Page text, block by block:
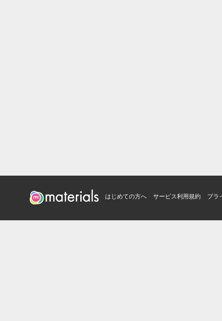
はじめての方へ サービス利用規約 プラ